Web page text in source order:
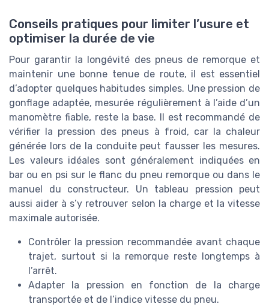
Conseils pratiques pour limiter l’usure et
optimiser la durée de vie
Pour garantir la longévité des pneus de remorque et
maintenir une bonne tenue de route, il est essentiel
d’adopter quelques habitudes simples. Une pression de
gonflage adaptée, mesurée régulièrement à l’aide d’un
manomètre fiable, reste la base. Il est recommandé de
vérifier la pression des pneus à froid, car la chaleur
générée lors de la conduite peut fausser les mesures.
Les valeurs idéales sont généralement indiquées en
bar ou en psi sur le flanc du pneu remorque ou dans le
manuel du constructeur. Un tableau pression peut
aussi aider à s’y retrouver selon la charge et la vitesse
maximale autorisée.
Contrôler la pression recommandée avant chaque
trajet, surtout si la remorque reste longtemps à
l’arrêt.
Adapter la pression en fonction de la charge
transportée et de l’indice vitesse du pneu.